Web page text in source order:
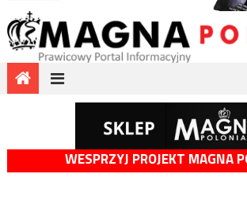
WESPRZYJ PROJEKT MAGNA